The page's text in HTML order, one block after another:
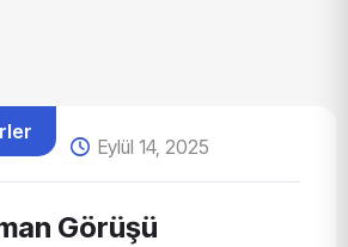
admin Eylül 14, 2025
Görüşü